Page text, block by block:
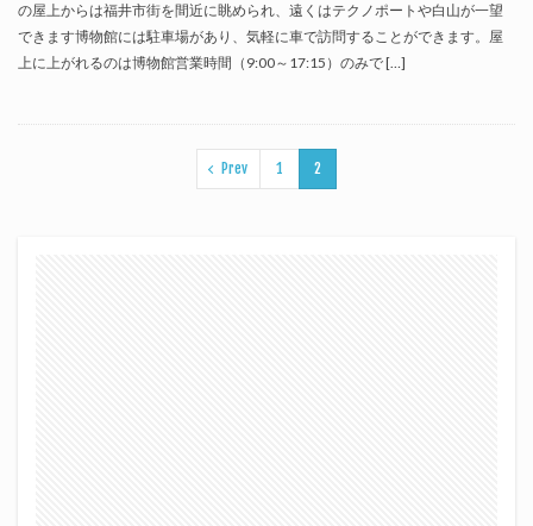
の屋上からは福井市街を間近に眺められ、遠くはテクノポートや白山が一望
できます博物館には駐車場があり、気軽に車で訪問することができます。屋
上に上がれるのは博物館営業時間（9:00～17:15）のみで […]
Prev 1 2